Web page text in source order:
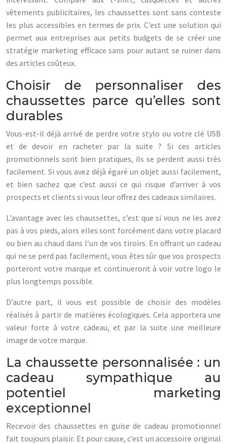
vêtements publicitaires, les chaussettes sont sans conteste
les plus accessibles en termes de prix. C’est une solution qui
permet aux entreprises aux petits budgets de se créer une
stratégie marketing efficace sans pour autant se ruiner dans
des articles coûteux.
Choisir de personnaliser des
chaussettes parce qu’elles sont
durables
Vous-est-il déjà arrivé de perdre votre stylo ou votre clé USB
et de devoir en racheter par la suite ? Si ces articles
promotionnels sont bien pratiques, ils se perdent aussi très
facilement. Si vous avez déjà égaré un objet aussi facilement,
et bien sachez que c’est aussi ce qui risque d’arriver à vos
prospects et clients si vous leur offrez des cadeaux similaires.
L’avantage avec les chaussettes, c’est que si vous ne les avez
pas à vos pieds, alors elles sont forcément dans votre placard
ou bien au chaud dans l’un de vos tiroirs. En offrant un cadeau
qui ne se perd pas facilement, vous êtes sûr que vos prospects
porteront votre marque et continueront à voir votre logo le
plus longtemps possible.
D’autre part, il vous est possible de choisir des modèles
réalisés à partir de matières écologiques. Cela apportera une
valeur forte à votre cadeau, et par la suite une meilleure
image de votre marque.
La chaussette personnalisée : un
cadeau sympathique au
potentiel marketing
exceptionnel
Recevoir des chaussettes en guise de cadeau promotionnel
fait toujours plaisir. Et pour cause, c’est un accessoire original